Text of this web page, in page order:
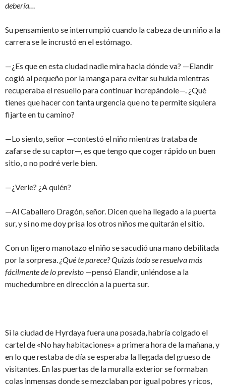
debería…
Su pensamiento se interrumpió cuando la cabeza de un niño a la
carrera se le incrustó en el estómago.
—¿Es que en esta ciudad nadie mira hacia dónde va? —Elandir
cogió al pequeño por la manga para evitar su huida mientras
recuperaba el resuello para continuar increpándole—. ¿Qué
tienes que hacer con tanta urgencia que no te permite siquiera
fijarte en tu camino?
—Lo siento, señor —contestó el niño mientras trataba de
zafarse de su captor—, es que tengo que coger rápido un buen
sitio, o no podré verle bien.
—¿Verle? ¿A quién?
—Al Caballero Dragón, señor. Dicen que ha llegado a la puerta
sur, y si no me doy prisa los otros niños me quitarán el sitio.
Con un ligero manotazo el niño se sacudió una mano debilitada
por la sorpresa.¿Qué te parece? Quizás todo se resuelva más
fácilmente de lo previsto —pensó Elandir, uniéndose a la
muchedumbre en dirección a la puerta sur.
Si la ciudad de Hyrdaya fuera una posada, habría colgado el
cartel de «No hay habitaciones» a primera hora de la mañana, y
en lo que restaba de día se esperaba la llegada del grueso de
visitantes. En las puertas de la muralla exterior se formaban
colas inmensas donde se mezclaban por igual pobres y ricos,